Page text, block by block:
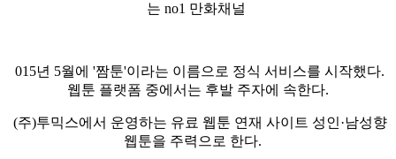
는 no1 만화채널
015년 5월에 '짬툰'이라는 이름으로 정식 서비스를 시작했다.
웹툰 플랫폼 중에서는 후발 주자에 속한다.
(주)투믹스에서 운영하는 유료 웹툰 연재 사이트 성인·남성향
웹툰을 주력으로 한다.